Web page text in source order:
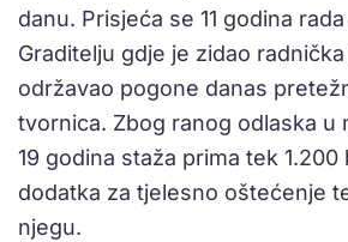
danu. Prisjeća se 11 godina
Graditelju gdje je zidao
održavao pogone danas
tvornica. Zbog ranog odlaska u
19 godina staža prima tek 1.200
dodatka za tjelesno oštećenje
njegu.